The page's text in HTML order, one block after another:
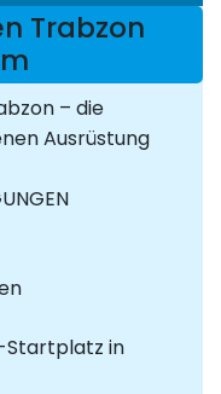
Trabzon
– die
Ausrüstung
Startplatz in